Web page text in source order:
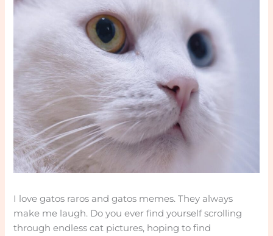
I love gatos raros and gatos memes. They always
make me laugh. Do you ever find yourself scrolling
through endless cat pictures, hoping to find